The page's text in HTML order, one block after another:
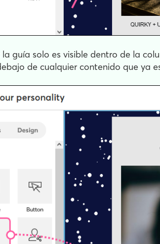
la guía solo es visible dentro de la
de cualquier contenido que ya